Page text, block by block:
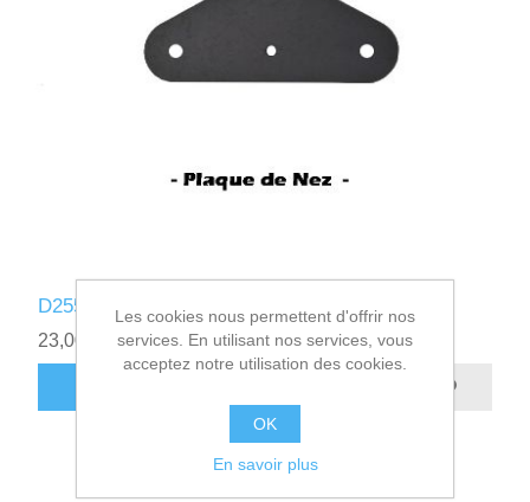
D255010 - PLAQUE DE NEZ
23,00€ HT
Les cookies nous permettent d'offrir nos
services. En utilisant nos services, vous
acceptez notre utilisation des cookies.
OK
En savoir plus